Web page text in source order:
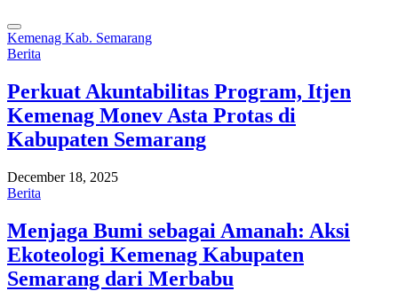
Kemenag Kab. Semarang
Berita
Perkuat Akuntabilitas Program, Itjen
Kemenag Monev Asta Protas di
Kabupaten Semarang
December 18, 2025
Berita
Menjaga Bumi sebagai Amanah: Aksi
Ekoteologi Kemenag Kabupaten
Semarang dari Merbabu